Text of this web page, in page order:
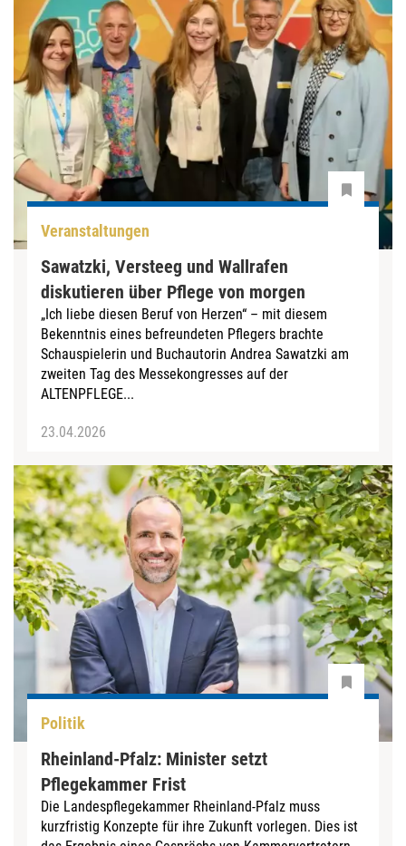
Veranstaltungen
Sawatzki, Versteeg und Wallrafen
diskutieren über Pflege von morgen
„Ich liebe diesen Beruf von Herzen“ – mit diesem
Bekenntnis eines befreundeten Pflegers brachte
Schauspielerin und Buchautorin Andrea Sawatzki am
zweiten Tag des Messekongresses auf der
ALTENPFLEGE...
23.04.2026
Politik
Rheinland-Pfalz: Minister setzt
Pflegekammer Frist
Die Landespflegekammer Rheinland-Pfalz muss
kurzfristig Konzepte für ihre Zukunft vorlegen. Dies ist